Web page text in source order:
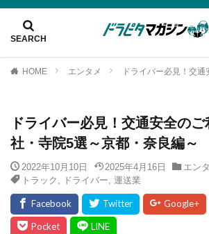
HOME エンタメ ドライバー必見！交
ドライバー必見！交通安全の
社・寺院5選～京都・奈良編～
2022年10月10日 2025年4月16日
エン
トラック
ドライバー 運送業